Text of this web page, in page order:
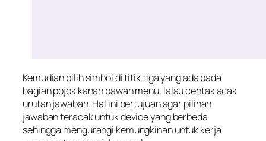
Kemudian pilih simbol di titik tiga yang ada pada
bagian pojok kanan bawah menu, lalau centak acak
urutan jawaban. Hal ini bertujuan agar pilihan
jawaban teracak untuk device yang berbeda
sehingga mengurangi kemungkinan untuk kerja